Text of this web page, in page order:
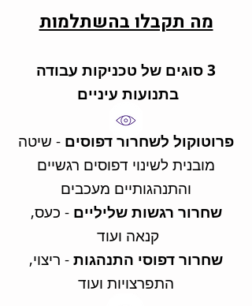
מה תקבלו בהשתלמות
3 סוגים של טכניקות עבודה
בתנועות עיניים
פרוטוקול לשחרור דפוסים - שיטה
מובנית לשינוי דפוסים רגשיים
והתנהגותיים מעכבים
שחרור רגשות שליליים - כעס,
קנאה ועוד
שחרור דפוסי התנהגות- ריצוי,
התפרצויות ועוד